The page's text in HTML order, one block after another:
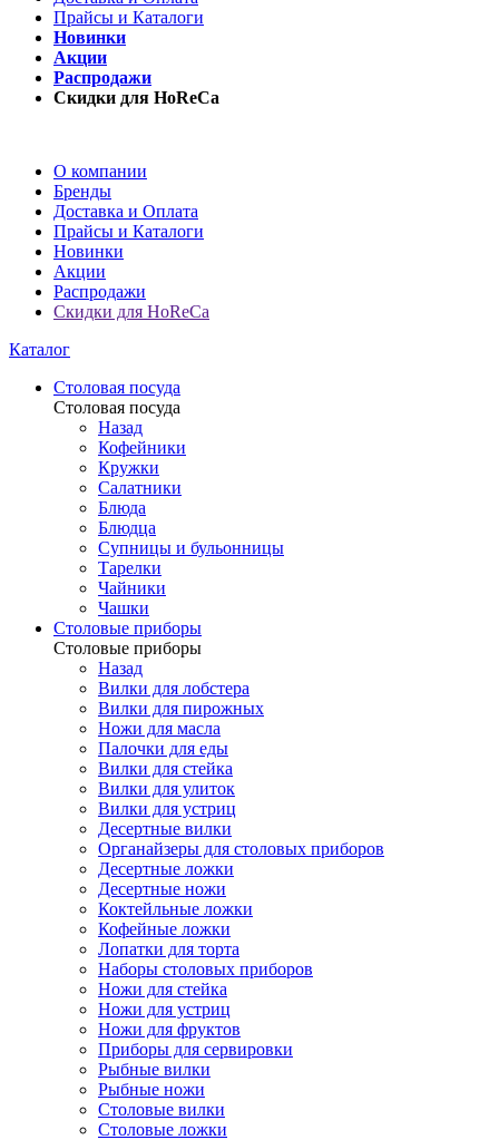
Прайсы и Каталоги
Новинки
Акции
Распродажи
Скидки для HoReCa
О компании
Бренды
Доставка и Оплата
Прайсы и Каталоги
Новинки
Акции
Распродажи
Скидки для HoReCa
Каталог
Столовая посуда
Столовая посуда
Назад
Кофейники
Кружки
Салатники
Блюда
Блюдца
Супницы и бульонницы
Тарелки
Чайники
Чашки
Cтоловые приборы
Cтоловые приборы
Назад
Вилки для лобстера
Вилки для пирожных
Ножи для масла
Палочки для еды
Вилки для стейка
Вилки для улиток
Вилки для устриц
Десертные вилки
Органайзеры для столовых приборов
Десертные ложки
Десертные ножи
Коктейльные ложки
Кофейные ложки
Лопатки для торта
Наборы столовых приборов
Ножи для стейка
Ножи для устриц
Ножи для фруктов
Приборы для сервировки
Рыбные вилки
Рыбные ножи
Столовые вилки
Столовые ложки